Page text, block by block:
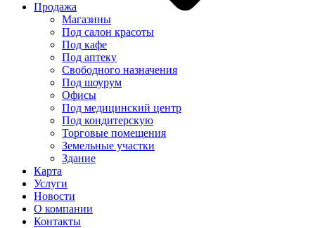
Продажа
Магазины
Под салон красоты
Под кафе
Под аптеку
Свободного назначения
Под шоурум
Офисы
Под медицинский центр
Под кондитерскую
Торговые помещения
Земельные участки
Здание
Карта
Услуги
Новости
О компании
Контакты